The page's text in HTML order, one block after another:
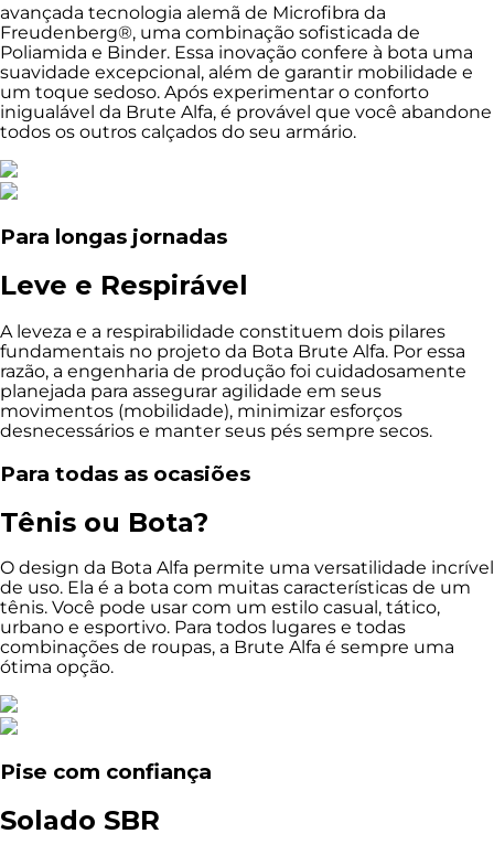
avançada tecnologia alemã de Microfibra da
Freudenberg®, uma combinação sofisticada de
Poliamida e Binder. Essa inovação confere à bota uma
suavidade excepcional, além de garantir mobilidade e
um toque sedoso. Após experimentar o conforto
inigualável da Brute Alfa, é provável que você abandone
todos os outros calçados do seu armário.
Para longas jornadas
Leve e Respirável
A leveza e a respirabilidade constituem dois pilares
fundamentais no projeto da Bota Brute Alfa. Por essa
razão, a engenharia de produção foi cuidadosamente
planejada para assegurar agilidade em seus
movimentos (mobilidade), minimizar esforços
desnecessários e manter seus pés sempre secos.
Para todas as ocasiões
Tênis ou Bota?
O design da Bota Alfa permite uma versatilidade incrível
de uso. Ela é a bota com muitas características de um
tênis. Você pode usar com um estilo casual, tático,
urbano e esportivo. Para todos lugares e todas
combinações de roupas, a Brute Alfa é sempre uma
ótima opção.
Pise com confiança
Solado SBR